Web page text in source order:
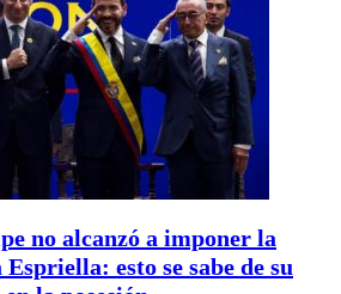
no alcanzó a imponer la
esto se sabe de su